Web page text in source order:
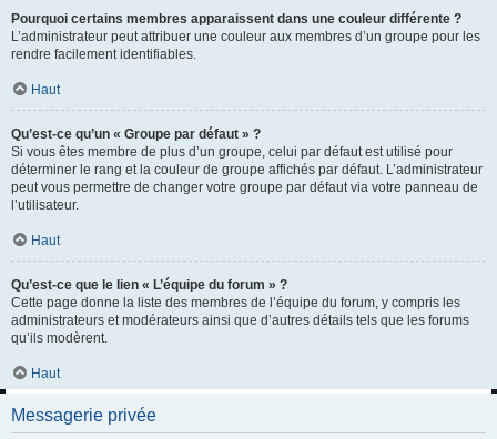
Pourquoi certains membres apparaissent dans une couleur différente ?
L’administrateur peut attribuer une couleur aux membres d’un groupe pour les
rendre facilement identifiables.
Haut
Qu’est-ce qu’un « Groupe par défaut » ?
Si vous êtes membre de plus d’un groupe, celui par défaut est utilisé pour
déterminer le rang et la couleur de groupe affichés par défaut. L’administrateur
peut vous permettre de changer votre groupe par défaut via votre panneau de
l’utilisateur.
Haut
Qu’est-ce que le lien « L’équipe du forum » ?
Cette page donne la liste des membres de l’équipe du forum, y compris les
administrateurs et modérateurs ainsi que d’autres détails tels que les forums
qu’ils modèrent.
Haut
Messagerie privée